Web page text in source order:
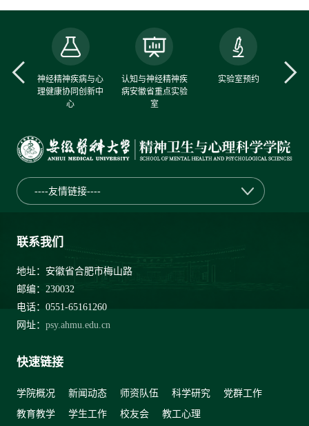
心
神经精神疾病与心
理健康协同创新中
心
认知与神经精神疾
病安徽省重点实验
室
实验室预约
----友情链接----
联系我们
地址：安徽省合肥市梅山路
邮编：230032
电话：0551-65161260
网址： psy.ahmu.edu.cn
快速链接
学院概况 新闻动态 师资队伍 科学研究
党群工作
教育教学
学生工作 校友会 教工心理